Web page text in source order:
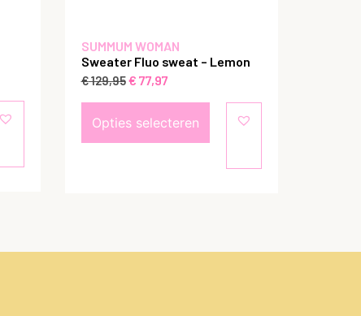
SUMMUM WOMAN
Sweater Fluo sweat – Lemon
€129,95€ 77,97
Opties selecteren